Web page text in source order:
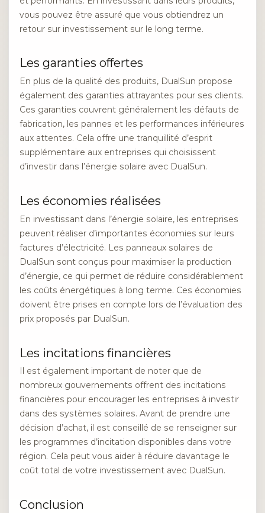
vous pouvez être assuré que vous obtiendrez un
retour sur investissement sur le long terme.
Les garanties offertes
En plus de la qualité des produits, DualSun propose
également des garanties attrayantes pour ses clients.
Ces garanties couvrent généralement les défauts de
fabrication, les pannes et les performances inférieures
aux attentes. Cela offre une tranquillité d’esprit
supplémentaire aux entreprises qui choisissent
d’investir dans l’énergie solaire avec DualSun.
Les économies réalisées
En investissant dans l’énergie solaire, les entreprises
peuvent réaliser d’importantes économies sur leurs
factures d’électricité. Les panneaux solaires de
DualSun sont conçus pour maximiser la production
d’énergie, ce qui permet de réduire considérablement
les coûts énergétiques à long terme. Ces économies
doivent être prises en compte lors de l’évaluation des
prix proposés par DualSun.
Les incitations financières
Il est également important de noter que de
nombreux gouvernements offrent des incitations
financières pour encourager les entreprises à investir
dans des systèmes solaires. Avant de prendre une
décision d’achat, il est conseillé de se renseigner sur
les programmes d’incitation disponibles dans votre
région. Cela peut vous aider à réduire davantage le
coût total de votre investissement avec DualSun.
Conclusion